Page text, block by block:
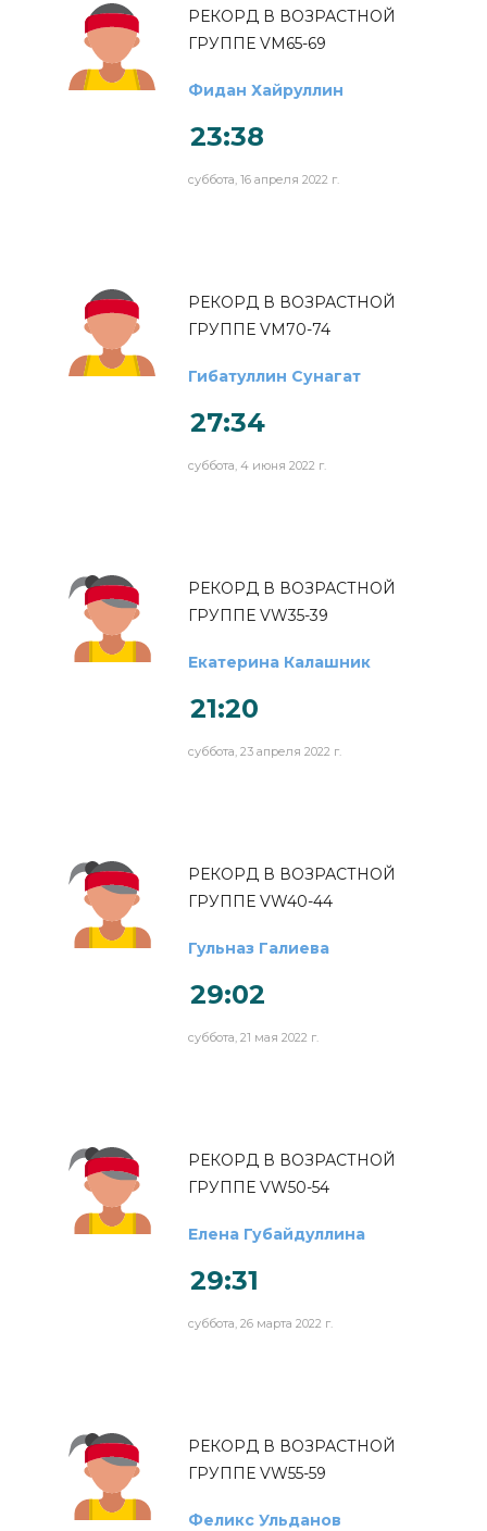
РЕКОРД В ВОЗРАСТНОЙ
ГРУППЕ VM65-69
Фидан Хайруллин
23:38
суббота, 16 апреля 2022 г.
РЕКОРД В ВОЗРАСТНОЙ
ГРУППЕ VM70-74
Гибатуллин Сунагат
27:34
суббота, 4 июня 2022 г.
РЕКОРД В ВОЗРАСТНОЙ
ГРУППЕ VW35-39
Екатерина Калашник
21:20
суббота, 23 апреля 2022 г.
РЕКОРД В ВОЗРАСТНОЙ
ГРУППЕ VW40-44
Гульназ Галиева
29:02
суббота, 21 мая 2022 г.
РЕКОРД В ВОЗРАСТНОЙ
ГРУППЕ VW50-54
Елена Губайдуллина
29:31
суббота, 26 марта 2022 г.
РЕКОРД В ВОЗРАСТНОЙ
ГРУППЕ VW55-59
Феликс Ульданов